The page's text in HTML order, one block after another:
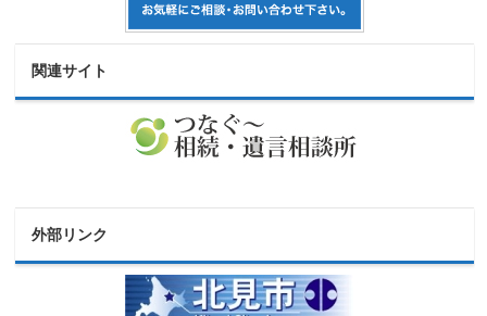
関連サイト
外部リンク